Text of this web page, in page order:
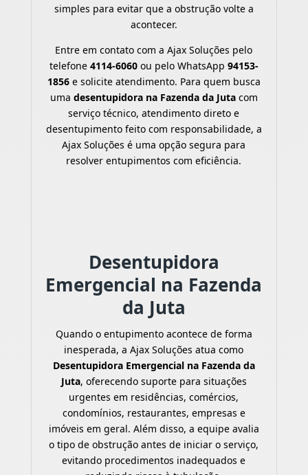
simples para evitar que a obstrução volte a
acontecer.
Entre em contato com a Ajax Soluções pelo
telefone 4114-6060ou pelo WhatsApp 94153-
1856e solicite atendimento. Para quem busca
uma desentupidora na Fazenda da Jutacom
serviço técnico, atendimento direto e
desentupimento feito com responsabilidade, a
Ajax Soluções é uma opção segura para
resolver entupimentos com eficiência.
Desentupidora
Emergencial na Fazenda
da Juta
Quando o entupimento acontece de forma
inesperada, a Ajax Soluções atua como
Desentupidora Emergencial na Fazenda da
Juta, oferecendo suporte para situações
urgentes em residências, comércios,
condomínios, restaurantes, empresas e
imóveis em geral. Além disso, a equipe avalia
o tipo de obstrução antes de iniciar o serviço,
evitando procedimentos inadequados e